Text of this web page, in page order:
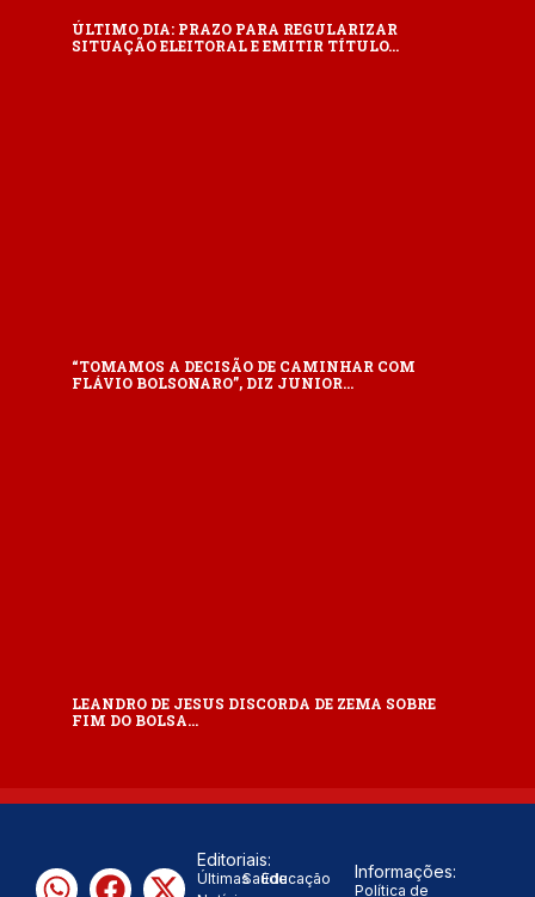
ÚLTIMO DIA: PRAZO PARA REGULARIZAR
SITUAÇÃO ELEITORAL E EMITIR TÍTULO…
“TOMAMOS A DECISÃO DE CAMINHAR COM
FLÁVIO BOLSONARO”, DIZ JUNIOR…
LEANDRO DE JESUS DISCORDA DE ZEMA SOBRE
FIM DO BOLSA…
Editoriais:
ÚltimasSaúdeEducação Informações:
Política de